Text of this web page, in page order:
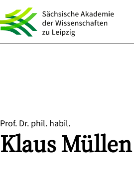
Prof. Dr. phil. habil.
KlausMüllen